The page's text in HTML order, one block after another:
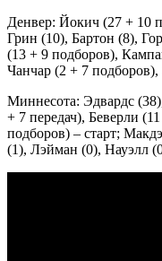
Денвер: Йокич (27 + 10
Грин (10), Бартон (8),
(13 + 9 подборов),
Чанчар (2 + 7 подборов),
Миннесота: Эдвардс
+ 7 передач), Беверли
подборов) – старт;
(1), Лэйман (0), Науэлл